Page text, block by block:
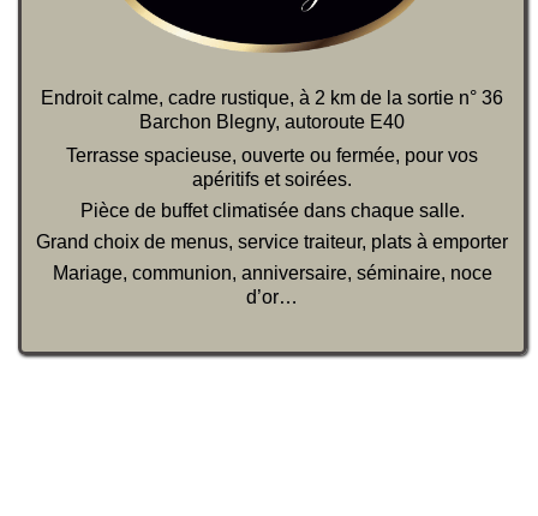
Endroit calme, cadre rustique, à 2 km de la sortie n° 36
Barchon Blegny, autoroute E40
Terrasse spacieuse, ouverte ou fermée, pour vos
apéritifs et soirées.
Pièce de buffet climatisée dans chaque salle.
Grand choix de menus, service traiteur, plats à emporter
Mariage, communion, anniversaire, séminaire, noce
d’or…